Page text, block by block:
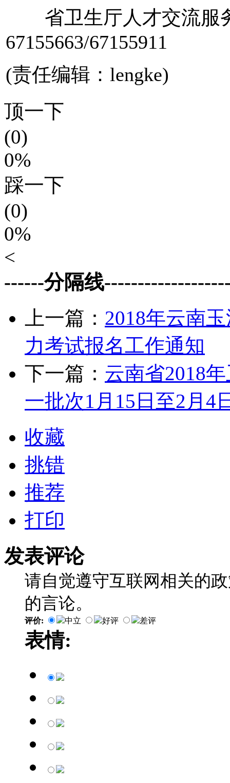
省卫生厅人才交流服
67155663/67155911
(责任编辑：lengke)
顶一下
(0)
0%
踩一下
(0)
0%
<
------分隔线
上一篇： 2018年云南
力考试报名工作通知
下一篇： 云南省2018
一批次1月15日至2月4
收藏
挑错
推荐
打印
发表评论
请自觉遵守互联网相关的
的言论。
评价: 中立 好评 差评
表情: